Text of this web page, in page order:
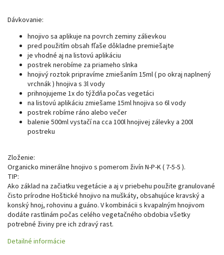
Dávkovanie:
hnojivo sa aplikuje na povrch zeminy zálievkou
pred použitím obsah fľaše dôkladne premiešajte
je vhodné aj na listovú aplikáciu
postrek nerobíme za priameho slnka
hnojivý roztok pripravíme zmiešaním 15ml ( po okraj naplnený
vrchnák ) hnojiva s 3l vody
prihnojujeme 1x do týždňa počas vegetáci
na listovú aplikáciu zmiešame 15ml hnojiva so 6l vody
postrek robíme ráno alebo večer
balenie 500ml vystačí na cca 100l hnojivej zálevky a 200l
postreku
Zloženie:
Organicko minerálne hnojivo s pomerom živín N-P-K ( 7-5-5 ).
TIP:
Ako základ na začiatku vegetácie a aj v priebehu použite granulované
čisto prírodne Hoštické hnojivo na muškáty, obsahujúce kravský a
konský hnoj, rohovinu a guáno. V kombinácii s kvapalným hnojivom
dodáte rastlinám počas celého vegetačného obdobia všetky
potrebné živiny pre ich zdravý rast.
Detailné informácie